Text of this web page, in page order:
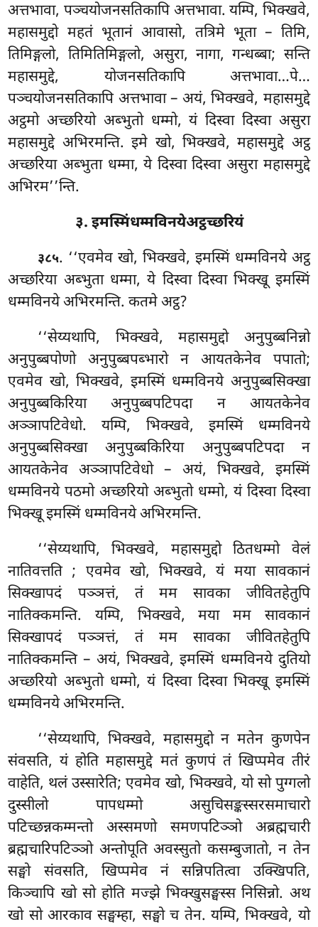
अत्तभावा, पञ्चयोजनसतिकापि अत्तभावा. यम्पि, भिक्खवे,
महासमुद्दो महतं भूतानं आवासो, तत्रिमे भूता – तिमि,
तिमिङ्गलो, तिमितिमिङ्गलो, असुरा, नागा, गन्धब्बा; सन्ति
महासमुद्दे, योजनसतिकापि अत्तभावा…पे…
पञ्चयोजनसतिकापि अत्तभावा – अयं, भिक्खवे, महासमुद्दे
अट्ठमो अच्छरियो अब्भुतो धम्मो, यं दिस्वा दिस्वा असुरा
महासमुद्दे अभिरमन्ति. इमे खो, भिक्खवे, महासमुद्दे अट्ठ
अच्छरिया अब्भुता धम्मा, ये दिस्वा दिस्वा असुरा महासमुद्दे
अभिरम’’न्ति.
३. इमस्मिंधम्मविनयेअट्ठच्छरियं
३८५. ‘‘एवमेव खो, भिक्खवे, इमस्मिं धम्मविनये अट्ठ
अच्छरिया अब्भुता धम्मा, ये दिस्वा दिस्वा भिक्खू इमस्मिं
धम्मविनये अभिरमन्ति. कतमे अट्ठ?
‘‘सेय्यथापि, भिक्खवे, महासमुद्दो अनुपुब्बनिन्नो
अनुपुब्बपोणो अनुपुब्बपब्भारो न आयतकेनेव पपातो;
एवमेव खो, भिक्खवे, इमस्मिं धम्मविनये अनुपुब्बसिक्खा
अनुपुब्बकिरिया अनुपुब्बपटिपदा न आयतकेनेव
अञ्ञापटिवेधो. यम्पि, भिक्खवे, इमस्मिं धम्मविनये
अनुपुब्बसिक्खा अनुपुब्बकिरिया अनुपुब्बपटिपदा न
आयतकेनेव अञ्ञापटिवेधो – अयं, भिक्खवे, इमस्मिं
धम्मविनये पठमो अच्छरियो अब्भुतो धम्मो, यं दिस्वा दिस्वा
भिक्खू इमस्मिं धम्मविनये अभिरमन्ति.
‘‘सेय्यथापि, भिक्खवे, महासमुद्दो ठितधम्मो वेलं
नातिवत्तति ; एवमेव खो, भिक्खवे, यं मया सावकानं
सिक्खापदं पञ्ञत्तं, तं मम सावका जीवितहेतुपि
नातिक्कमन्ति. यम्पि, भिक्खवे, मया मम सावकानं
सिक्खापदं पञ्ञत्तं, तंमम सावका जीवितहेतुपि
नातिक्कमन्ति – अयं, भिक्खवे, इमस्मिं धम्मविनये दुतियो
अच्छरियो अब्भुतो धम्मो, यं दिस्वा दिस्वा भिक्खू इमस्मिं
धम्मविनये अभिरमन्ति.
‘‘सेय्यथापि, भिक्खवे, महासमुद्दो न मतेन कुणपेन
संवसति, यं होति महासमुद्दे मतं कुणपं तं खिप्पमेव तीरं
वाहेति, थलं उस्सारेति; एवमेव खो, भिक्खवे, यो सो पुग्गलो
दुस्सीलो पापधम्मो असुचिसङ्कस्सरसमाचारो
पटिच्छन्नकम्मन्तो अस्समणो समणपटिञ्ञो अब्रह्मचारी
ब्रह्मचारिपटिञ्ञो अन्तोपूति अवस्सुतो कसम्बुजातो, न तेन
सङ्घो संवसति, खिप्पमेव नं सन्निपतित्वा उक्खिपति,
किञ्चापि खो सो होति मज्झे भिक्खुसङ्घस्सनिसिन्नो. अथ
खो सो आरकाव सङ्घम्हा, सङ्घो च तेन. यम्पि, भिक्खवे, यो